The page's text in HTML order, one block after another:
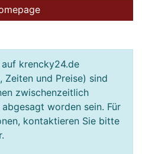
krencky24.de
Zeiten und Preise) sind
zwischenzeitlich
worden sein. Für
kontaktieren Sie bitte